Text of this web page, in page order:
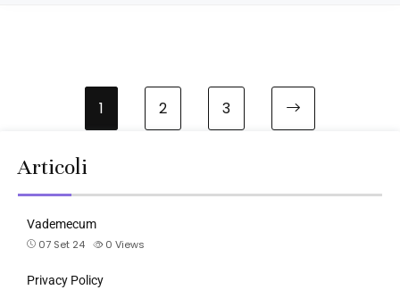
1 2 3
Articoli
Vademecum
07 Set 24
0 Views
Privacy Policy